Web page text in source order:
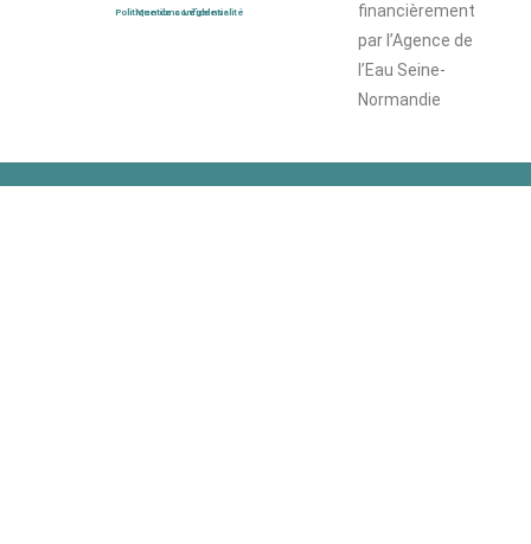
Mentions Légales
Politique de confidentialité
financièrement
par l’Agence de
l’Eau Seine-
Normandie